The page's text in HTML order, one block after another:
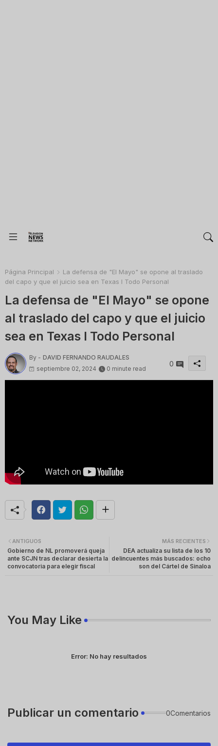
Página Principal
La defensa de "El Mayo" se opone al traslado
del capo y que el juicio sea en Texas I Todo Personal
La defensa de "El Mayo" se opone
al traslado del capo y que el juicio
sea en Texas I Todo Personal
By - DAVID FERNANDO RAUDALES
septiembre 02, 2024
0 minute read
0
MÁS RECIENTES
DEA actualiza su lista de los 10
delincuentes más buscados: ocho
son del Cártel de Sinaloa
ANTIGUOS
Gobierno de NL promoverá queja
ante SCJN tras declarar desierta la
convocatoria para elegir fiscal
You May Like
Error: No hay resultados
Publicar un comentario 0Comentarios